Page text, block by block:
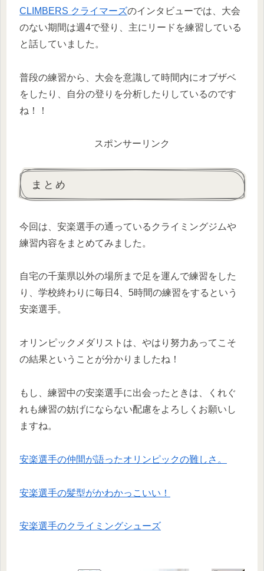
CLIMBERS クライマーズのインタビューでは、大会
のない期間は週4で登り、主にリードを練習している
と話していました。
普段の練習から、大会を意識して時間内にオブザベ
をしたり、自分の登りを分析したりしているのです
ね！！
スポンサーリンク
まとめ
今回は、安楽選手の通っているクライミングジムや
練習内容をまとめてみました。
自宅の千葉県以外の場所まで足を運んで練習をした
り、学校終わりに毎日4、5時間の練習をするという
安楽選手。
オリンピックメダリストは、やはり努力あってこそ
の結果ということが分かりましたね！
もし、練習中の安楽選手に出会ったときは、くれぐ
れも練習の妨げにならない配慮をよろしくお願いし
ますね。
安楽選手の仲間が語ったオリンピックの難しさ。
安楽選手の髪型がかわかっこいい！
安楽選手のクライミングシューズ